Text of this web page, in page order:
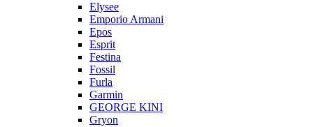
Elysee
Emporio Armani
Epos
Esprit
Festina
Fossil
Furla
Garmin
GEORGE KINI
Gryon